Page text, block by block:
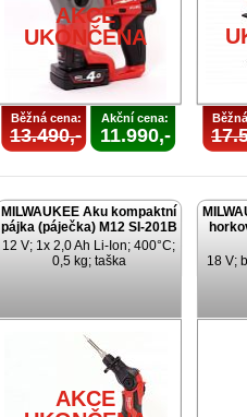
AKCE
UKONČENA
Běžná cena:
13.490,-
Akční cena:
11.990,-
MILWAUKEE Aku kompaktní
pájka (páječka) M12 SI-201B
12 V; 1x 2,0 Ah Li-Ion; 400°C;
0,5 kg; taška
AKCE
18 V;